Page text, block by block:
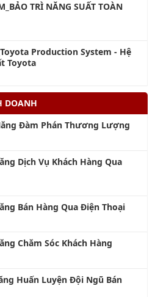
TRÌ NĂNG SUẤT TOÀN
Production System - Hệ
Toyota
DOANH
Đàm Phán Thương Lượng
Dịch Vụ Khách Hàng Qua
Bán Hàng Qua Điện Thoại
Chăm Sóc Khách Hàng
Huấn Luyện Đội Ngũ Bán